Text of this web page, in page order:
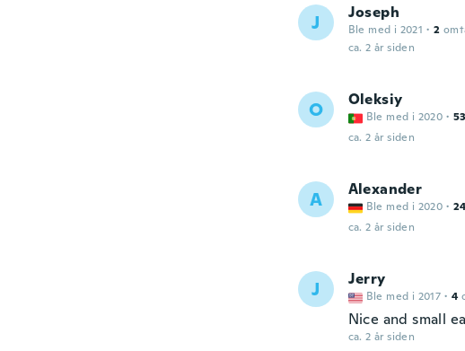
J Joseph
Ble med i 2021 · 2
ca. 2 år siden
O Oleksiy
Ble med i 2020 · 53
ca. 2 år siden
A Alexander
Ble med i 2020 ·
ca. 2 år siden
J Jerry
Ble med i 2017 · 4
Nice and small
ca. 2 år siden